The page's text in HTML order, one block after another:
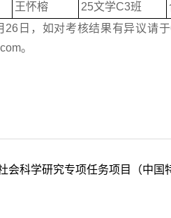
王怀榕 25文学C3班
日，如对考核结果有异议请
。
会科学研究专项任务项目（中